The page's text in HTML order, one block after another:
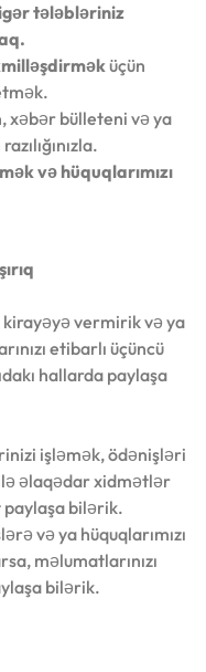
tələbləriniz
üçün
xəbər bülleteni və ya
və hüquqlarımızı
kirayəyə vermirik və ya
etibarlı üçüncü
hallarda paylaşa
işləmək, ödənişləri
əlaqədar xidmətlər
bilərik.
və ya hüquqlarımızı
məlumatlarınızı
bilərik.